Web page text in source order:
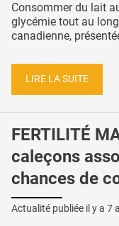
Consommer du lait
glycémie tout au
canadienne,
LIRE LA SUITE
FERTILITÉ
caleçons
chances de
Actualité publiée il y a 7